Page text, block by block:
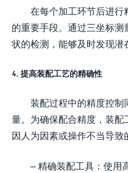
在每个加工环节后进行
的重要手段。通过三坐标
状的检测，能够及时发现潜
4. 提高装配工艺的精确性
装配过程中的精度控制
量。为确保配合精度，装配
因人为因素或操作不当导致
– 精确装配工具：使用